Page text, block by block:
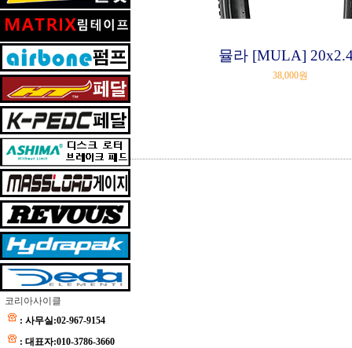
코리아사이클
: 사무실:02-967-9154
: 대표자:010-3786-3660
뮬라 [MULA]
38,000원